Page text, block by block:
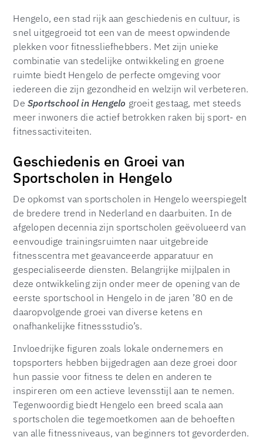
Hengelo, een stad rijk aan geschiedenis en cultuur, is
snel uitgegroeid tot een van de meest opwindende
plekken voor fitnessliefhebbers. Met zijn unieke
combinatie van stedelijke ontwikkeling en groene
ruimte biedt Hengelo de perfecte omgeving voor
iedereen die zijn gezondheid en welzijn wil verbeteren.
De Sportschool in Hengelo groeit gestaag, met steeds
meer inwoners die actief betrokken raken bij sport- en
fitnessactiviteiten.
Geschiedenis en Groei van
Sportscholen in Hengelo
De opkomst van sportscholen in Hengelo weerspiegelt
de bredere trend in Nederland en daarbuiten. In de
afgelopen decennia zijn sportscholen geëvolueerd van
eenvoudige trainingsruimten naar uitgebreide
fitnesscentra met geavanceerde apparatuur en
gespecialiseerde diensten. Belangrijke mijlpalen in
deze ontwikkeling zijn onder meer de opening van de
eerste sportschool in Hengelo in de jaren ’80 en de
daaropvolgende groei van diverse ketens en
onafhankelijke fitnessstudio’s.
Invloedrijke figuren zoals lokale ondernemers en
topsporters hebben bijgedragen aan deze groei door
hun passie voor fitness te delen en anderen te
inspireren om een actieve levensstijl aan te nemen.
Tegenwoordig biedt Hengelo een breed scala aan
sportscholen die tegemoetkomen aan de behoeften
van alle fitnessniveaus, van beginners tot gevorderden.